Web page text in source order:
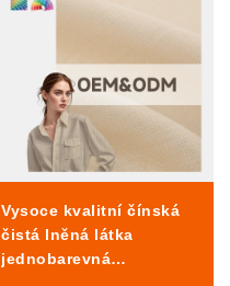
Vysoce kvalitní čínská
čistá lněná látka
jednobarevná